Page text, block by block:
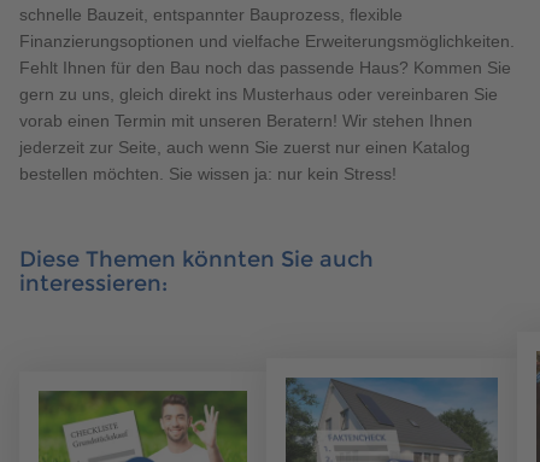
schnelle Bauzeit, entspannter Bauprozess, flexible
Finanzierungsoptionen und vielfache Erweiterungsmöglichkeiten.
Fehlt Ihnen für den Bau noch das passende Haus? Kommen Sie
gern zu uns, gleich direkt ins Musterhaus oder vereinbaren Sie
vorab einen Termin mit unseren Beratern! Wir stehen Ihnen
jederzeit zur Seite, auch wenn Sie zuerst nur einen Katalog
bestellen möchten. Sie wissen ja: nur kein Stress!
Diese Themen könnten Sie auch
interessieren: